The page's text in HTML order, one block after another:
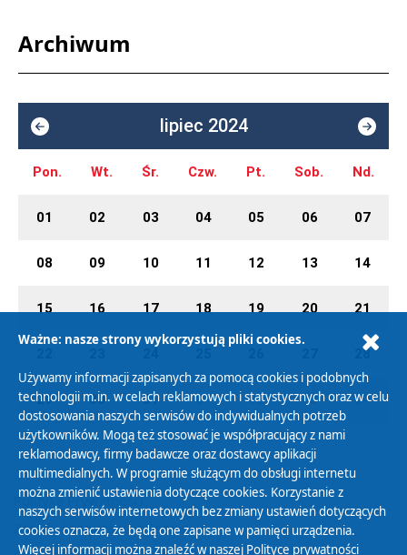
Archiwum
lipiec 2024
Pon. Wt. Śr. Czw. Pt. Sob. Nd.
01 02 03 04 05 06 07
08 09 10 11 12 13 14
15 16 17 18 19 20 21
28
29 30 31 01 02 03 04
Polityka Prywatności
Zasady korzystania z Serwisu
Ważne: nasze strony wykorzystują pliki cookies.
Używamy informacji zapisanych za pomocą cookies i podobnych
technologii m.in. w celach reklamowych i statystycznych oraz w celu
dostosowania naszych serwisów do indywidualnych potrzeb
użytkowników. Mogą też stosować je współpracujący z nami
reklamodawcy, firmy badawcze oraz dostawcy aplikacji
multimedialnych. W programie służącym do obsługi internetu
można zmienić ustawienia dotyczące cookies. Korzystanie z
naszych serwisów internetowych bez zmiany ustawień dotyczących
cookies oznacza, że będą one zapisane w pamięci urządzenia.
Więcej informacji można znaleźć w naszej Polityce prywatności